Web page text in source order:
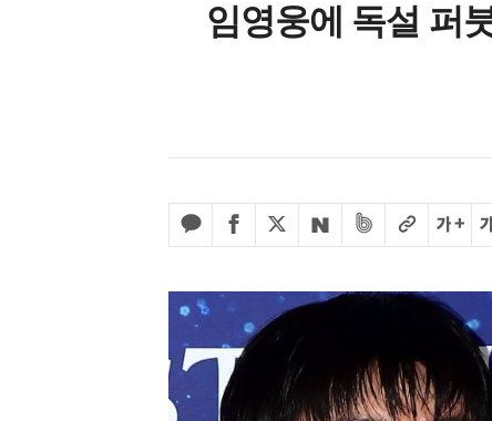
임영웅에 독설 퍼